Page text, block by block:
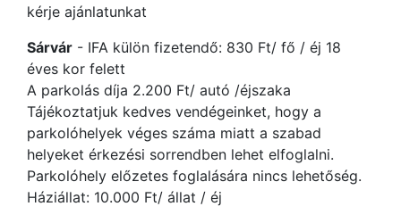
kérje ajánlatunkat
Sárvár - IFA külön fizetendő: 830 Ft/ fő / éj 18
éves kor felett
A parkolás díja 2.200 Ft/ autó /éjszaka
Tájékoztatjuk kedves vendégeinket, hogy a
parkolóhelyek véges száma miatt a szabad
helyeket érkezési sorrendben lehet elfoglalni.
Parkolóhely előzetes foglalására nincs lehetőség.
Háziállat: 10.000 Ft/ állat / éj